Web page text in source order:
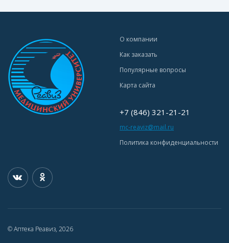
О компании
Как заказать
Популярные вопросы
Карта сайта
+7 (846) 321-21-21
mc-reaviz@mail.ru
Политика конфиденциальности
© Аптека Реавиз, 2026